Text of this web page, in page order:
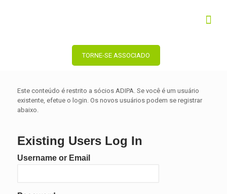
TORNE-SE ASSOCIADO
Este conteúdo é restrito a sócios ADIPA. Se você é um usuário
existente, efetue o login. Os novos usuários podem se registrar
abaixo.
Existing Users Log In
Username or Email